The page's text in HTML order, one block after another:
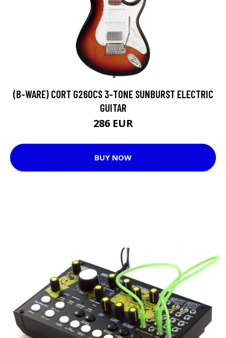
(B-WARE) CORT G260CS 3-TONE SUNBURST ELECTRIC
GUITAR
286 EUR
BUY NOW